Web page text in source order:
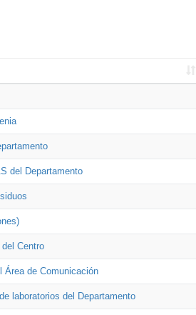
del Departamento
Centro
Área de Comunicación
laboratorios del Departamento